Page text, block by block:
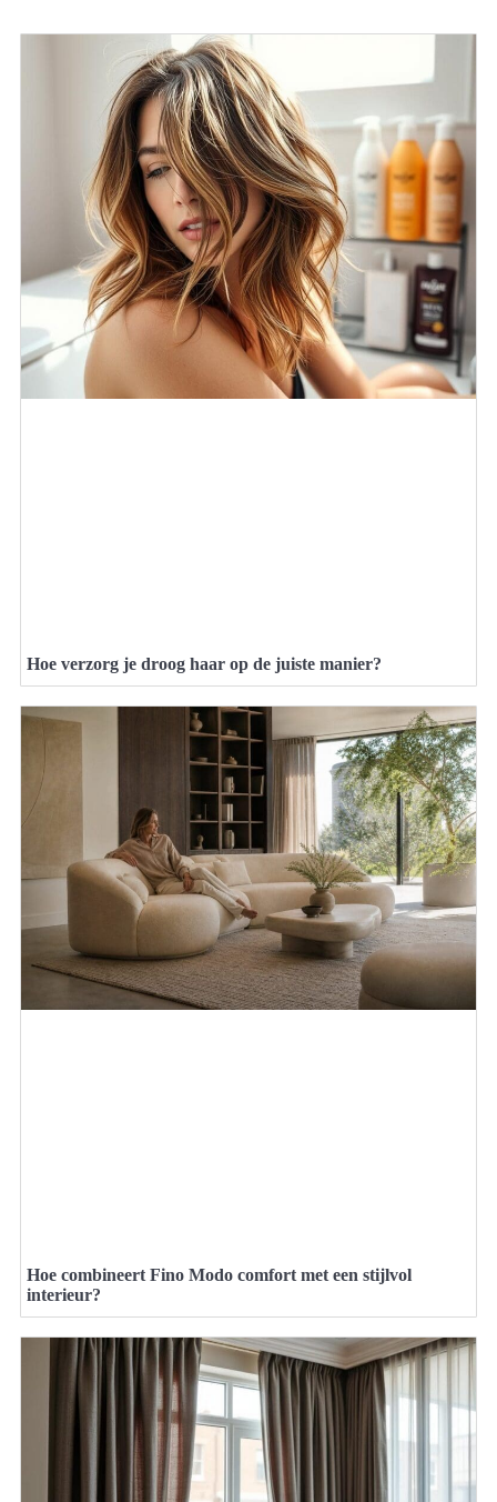
Hoe verzorg je droog haar op de juiste manier?
Hoe combineert Fino Modo comfort met een stijlvol
interieur?